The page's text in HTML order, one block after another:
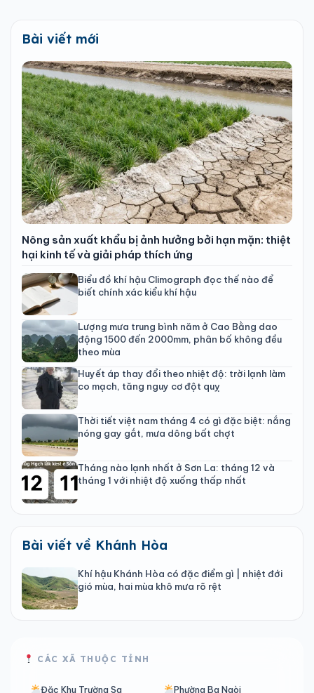
Bài viết mới
Nông sản xuất khẩu bị ảnh hưởng bởi hạn mặn: thiệt
hại kinh tế và giải pháp thích ứng
Biểu đồ khí hậu Climograph đọc thế nào để
biết chính xác kiểu khí hậu
Lượng mưa trung bình năm ở Cao Bằng dao
động 1500 đến 2000mm, phân bố không đều
theo mùa
Huyết áp thay đổi theo nhiệt độ: trời lạnh làm
co mạch, tăng nguy cơ đột quỵ
Thời tiết việt nam tháng 4 có gì đặc biệt: nắng
nóng gay gắt, mưa dông bất chợt
Tháng nào lạnh nhất ở Sơn La: tháng 12 và
tháng 1 với nhiệt độ xuống thấp nhất
Bài viết về Khánh Hòa
Khí hậu Khánh Hòa có đặc điểm gì | nhiệt đới
gió mùa, hai mùa khô mưa rõ rệt
CÁC XÃ THUỘC TỈNH
Đặc Khu Trường Sa Phường Ba Ngòi